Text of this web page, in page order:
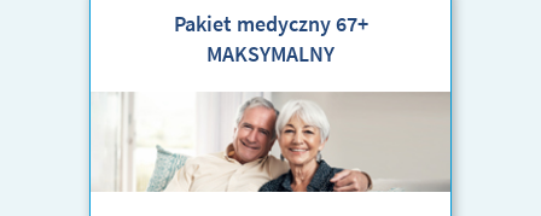
Pakiet medyczny 67+
MAKSYMALNY